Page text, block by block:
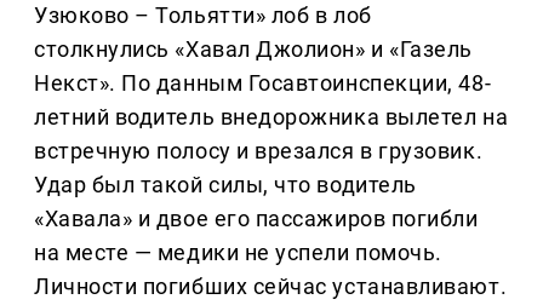
Узюково – Тольятти» лоб в лоб
столкнулись «Хавал Джолион» и «Газель
Некст». По данным Госавтоинспекции, 48-
летний водитель внедорожника вылетел на
встречную полосу и врезался в грузовик.
Удар был такой силы, что водитель
«Хавала» и двое его пассажиров погибли
на месте — медики не успели помочь.
Личности погибших сейчас устанавливают.